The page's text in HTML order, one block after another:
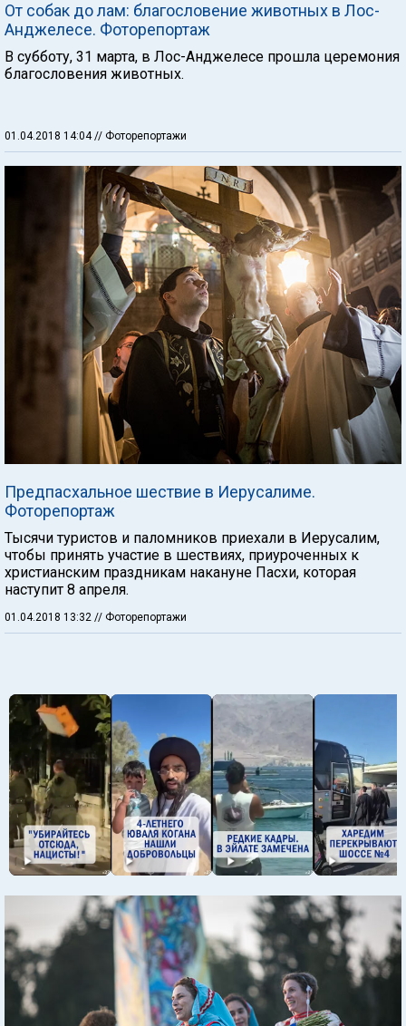
От собак до лам: благословение животных в Лос-
Анджелесе. Фоторепортаж
В субботу, 31 марта, в Лос-Анджелесе прошла церемония
благословения животных.
01.04.2018 14:04// Фоторепортажи
Предпасхальное шествие в Иерусалиме.
Фоторепортаж
Тысячи туристов и паломников приехали в Иерусалим,
чтобы принять участие в шествиях, приуроченных к
христианским праздникам накануне Пасхи, которая
наступит 8 апреля.
01.04.2018 13:32 // Фоторепортажи